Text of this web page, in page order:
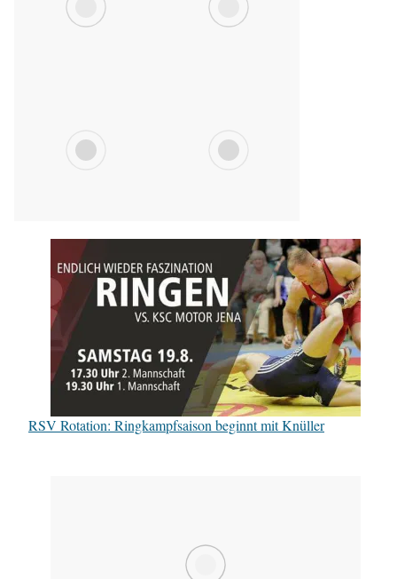
RSV Rotation: Ringkampfsaison beginnt mit Knüller